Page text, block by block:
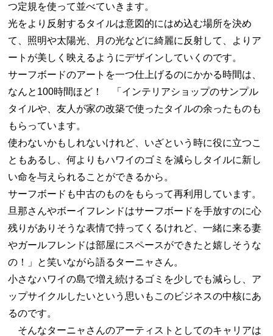
つ定規を使って並べていきます。
光をより反射するタイルは意図的にはめ込む場所を決め
て、照明や太陽光、月の光などに綺麗に反射して、よりア
ートが美しく映えるようにデザインしていくのです。
サーフボードのアートを一つ仕上げるのにかかる時間は、
なんと100時間ほど！ 「インテリアショップのサンプル
タイルや、友人が家の改築で使ったタイルの余ったものも
もらっています。
使わないかもしれないけれど、いざという時に役に立つこ
ともあるし、何よりもハワイのゴミを減らしタイルに新し
い命を与えられることができるから。
サーフボードも中古のものをもらって再利用しています。
旦那さんやボーイフレンドはサーフボードを手放すのに心
残りがありそうな表情で持ってくるけれど、一緒に来る妻
やガールフレンドは部屋にスペースができたと嬉しそうな
の！」と笑いながら語るターニャさん。
小さなハワイの島で増え続けるゴミを少しでも減らし、ア
ップサイクルしたいという思いもこのビジネスの中核にあ
るのです。
そんなターニャさんのアーティストとしてのキャリアは